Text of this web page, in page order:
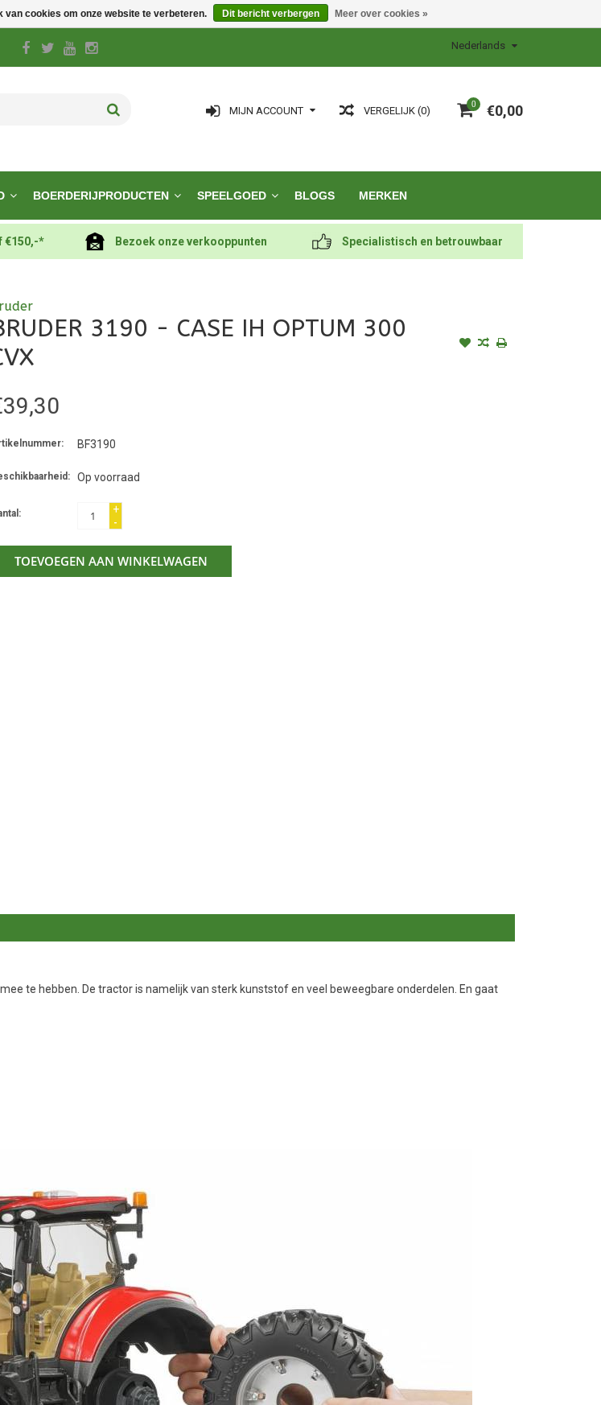
Nederlands
0 €0,00
VERGELIJK (0)
MIJN ACCOUNT
BOERDERIJPRODUCTEN SPEELGOED BLOGS MERKEN
€150,-* Bezoek onze verkooppunten Specialistisch en betrouwbaar
3190 - CASE IH OPTUM 300
BF3190
Op voorraad
+
-
TOEVOEGEN AAN WINKELWAGEN
te hebben. De tractor is namelijk van sterk kunststof en veel beweegbare onderdelen. En gaat
van cookies om onze website te verbeteren. Dit bericht verbergen Meer over cookies »